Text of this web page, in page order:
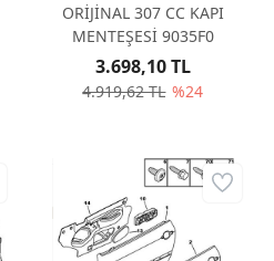
ORİJİNAL 307 CC KAPI
MENTEŞESİ 9035F0
4.919,62 TL %24
3.698,10 TL